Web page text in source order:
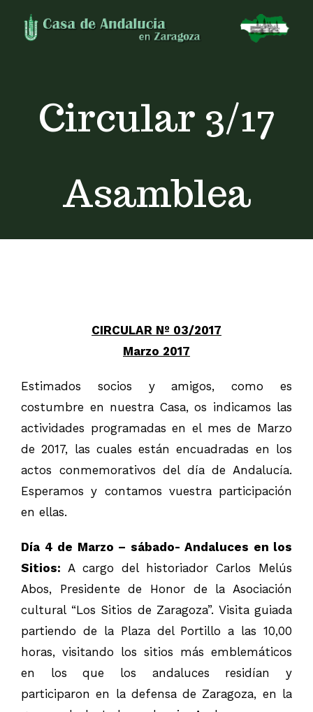
Circular 3/17
Asamblea
CIRCULAR Nº 03/2017
Marzo 2017
Estimados socios y amigos, como es
costumbre en nuestra Casa, os indicamos las
actividades programadas en el mes de Marzo
de 2017, las cuales están encuadradas en los
actos conmemorativos del día de Andalucía.
Esperamos y contamos vuestra participación
en ellas.
Día 4 de Marzo – sábado- Andaluces en los
Sitios: A cargo del historiador Carlos Melús
Abos, Presidente de Honor de la Asociación
cultural “Los Sitios de Zaragoza”. Visita guiada
partiendo de la Plaza del Portillo a las 10,00
horas, visitando los sitios más emblemáticos
en los que los andaluces residían y
participaron en la defensa de Zaragoza, en la